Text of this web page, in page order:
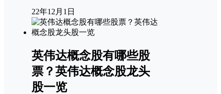
22年12月1日
英伟达概念股有哪些股
票？英伟达概念股龙头
股一览